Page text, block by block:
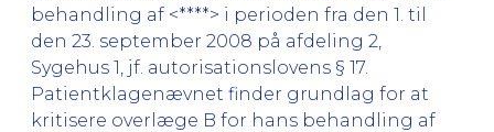
behandling af <****> i perioden fra den 1. til
den 23. september 2008 på afdeling 2,
Sygehus 1, jf. autorisationslovens § 17.
Patientklagenævnet finder grundlag for at
kritisere overlæge B for hans behandling af